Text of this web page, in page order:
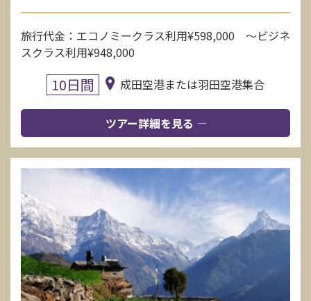
旅行代金：エコノミークラス利用¥598,000 〜ビジネ
スクラス利用¥948,000
10日間 成田空港または羽田空港集合
ツアー詳細を見る